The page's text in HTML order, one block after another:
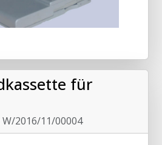
für
W/2016/11/00004